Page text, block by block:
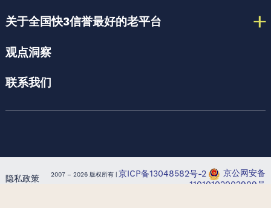
关于全国快3信誉最好的老平台
观点洞察
联系我们
隐私政策 2007 – 2026 版权所有 | 京ICP备13048582号-2
京公网安备
11010102002909号